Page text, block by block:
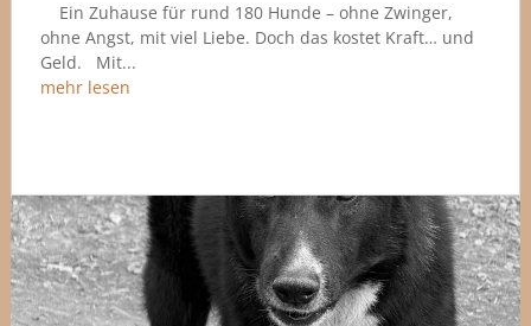
Ein Zuhause für rund 180 Hunde – ohne Zwinger,
ohne Angst, mit viel Liebe. Doch das kostet Kraft… und
Geld. Mit...
mehr lesen